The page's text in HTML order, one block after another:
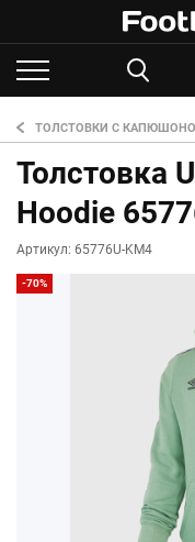
ТОЛСТОВКИ С
Толстовка
Hoodie
Артикул: 65776U-KM4
-70%